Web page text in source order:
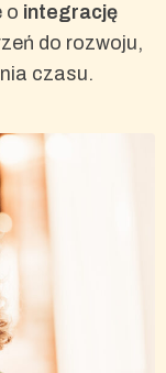
o integrację
do rozwoju,
czasu.